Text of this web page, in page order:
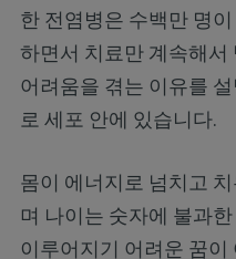
한 전염병은 수백만 명
하면서 치료만 계속해서
어려움을 겪는 이유를
로 세포 안에 있습니다.
몸이 에너지로 넘치고
며 나이는 숫자에 불과
이루어지기 어려운 꿈이